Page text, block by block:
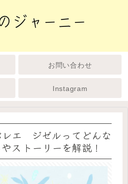
お問い合わせ
Instagram
レエ ジゼルってどんな
ストーリーを解説！